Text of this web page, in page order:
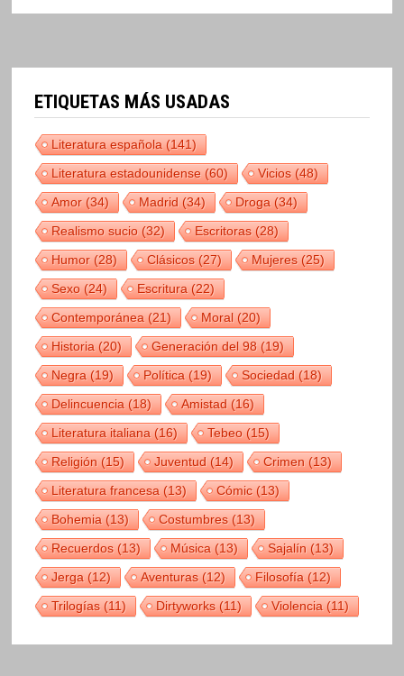
ETIQUETAS MÁS USADAS
Literatura española(141)
Literatura estadounidense(60) Vicios(48)
Amor(34) Madrid(34) Droga(34)
Realismo sucio(32) Escritoras(28)
Humor(28) Clásicos(27) Mujeres(25)
Sexo(24) Escritura(22)
Contemporánea(21) Moral(20)
Historia(20) Generación del 98(19)
Negra(19) Política(19) Sociedad(18)
Delincuencia(18) Amistad(16)
Literatura italiana(16) Tebeo(15)
Religión(15) Juventud(14) Crimen(13)
Literatura francesa(13) Cómic(13)
Bohemia(13) Costumbres(13)
Recuerdos(13) Música(13) Sajalín(13)
Jerga(12) Aventuras(12) Filosofía(12)
Trilogías(11) Dirtyworks(11) Violencia(11)